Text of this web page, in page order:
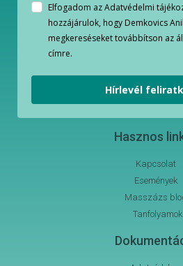
Elfogadom az Adatvédelmi
hozzájárulok, hogy Demkovics
megkereséseket továbbítson az
címre.
Hírlevél
Hasznos
Kapcsolat
Események
Masszázs
Tanfolyamok